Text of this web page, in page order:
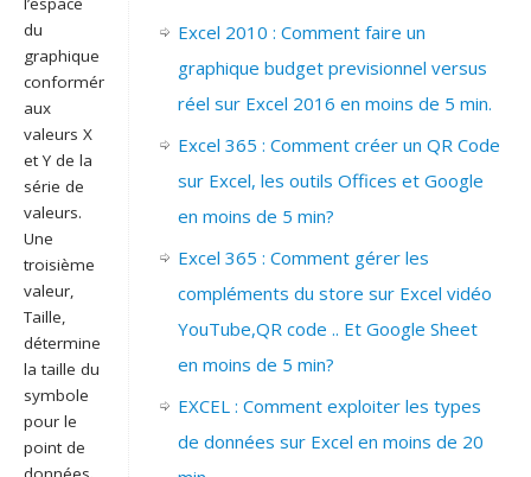
du
graphique
conformément
aux
valeurs X
et Y de la
série de
valeurs.
Une
troisième
valeur,
Taille,
détermine
la taille du
symbole
pour le
point de
Excel 2010 : Comment faire un
graphique budget previsionnel versus
réel sur Excel 2016 en moins de 5 min.
Excel 365 : Comment créer un QR Code
sur Excel, les outils Offices et Google
en moins de 5 min?
Excel 365 : Comment gérer les
compléments du store sur Excel vidéo
YouTube,QR code .. Et Google Sheet
en moins de 5 min?
EXCEL : Comment exploiter les types
de données sur Excel en moins de 20